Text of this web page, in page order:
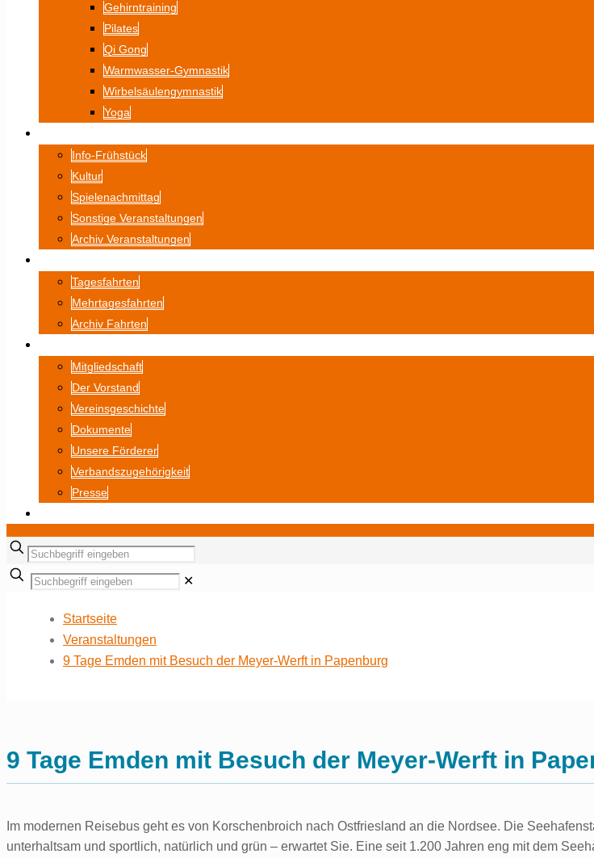
Gehirntraining
Pilates
Qi Gong
Warmwasser-Gymnastik
Wirbelsäulengymnastik
Yoga
Info-Frühstück
Kultur
Spielenachmittag
Sonstige Veranstaltungen
Archiv Veranstaltungen
Tagesfahrten
Mehrtagesfahrten
Archiv Fahrten
Mitgliedschaft
Der Vorstand
Vereinsgeschichte
Dokumente
Unsere Förderer
Verbandszugehörigkeit
Presse
✕
Startseite
Veranstaltungen
9 Tage Emden mit Besuch der Meyer-Werft in Papenburg
9 Tage Emden mit Besuch der Meyer-Werft in
Im modernen Reisebus geht es von Korschenbroich nach Ostfriesland an die Nordsee. Die
unterhaltsam und sportlich, natürlich und grün – erwartet Sie. Eine seit 1.200 Jahren eng mit dem